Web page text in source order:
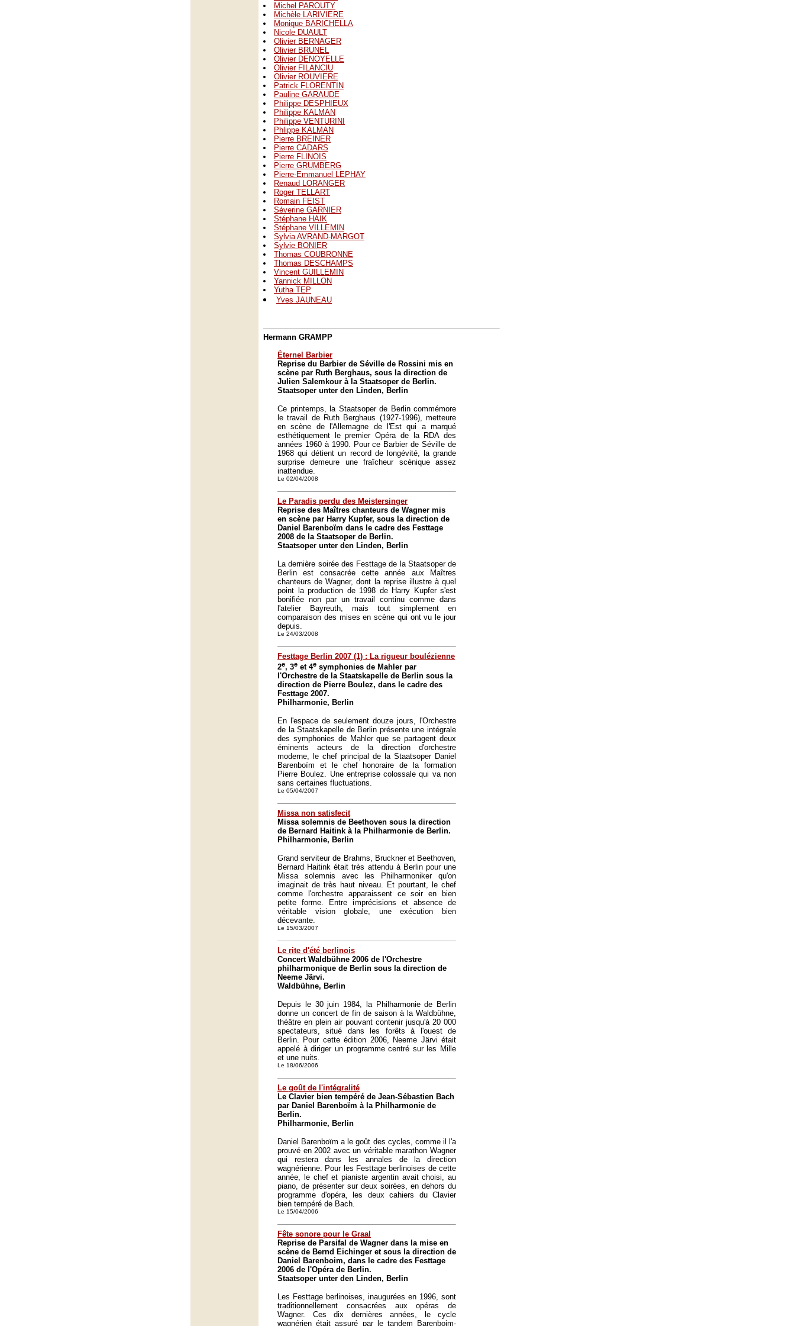
Michel PAROUTY
Michèle LARIVIERE
Monique BARICHELLA
Nicole DUAULT
Olivier BERNAGER
Olivier BRUNEL
Olivier DENOYELLE
Olivier FILANCIU
Olivier ROUVIERE
Patrick FLORENTIN
Pauline GARAUDE
Philippe DESPHIEUX
Philippe KALMAN
Philippe VENTURINI
Phlippe KALMAN
Pierre BREINER
Pierre CADARS
Pierre FLINOIS
Pierre GRUMBERG
Pierre-Emmanuel LEPHAY
Renaud LORANGER
Roger TELLART
Romain FEIST
Séverine GARNIER
Stéphane HAIK
Stéphane VILLEMIN
Sylvia AVRAND-MARGOT
Sylvie BONIER
Thomas COUBRONNE
Thomas DESCHAMPS
Vincent GUILLEMIN
Yannick MILLON
Yutha TEP
Yves JAUNEAU
Hermann GRAMPP
Éternel Barbier
Reprise du Barbier de Séville de Rossini mis en
scène par Ruth Berghaus, sous la direction de
Julien Salemkour à la Staatsoper de Berlin.
Staatsoper unter den Linden, Berlin
Ce printemps, la Staatsoper de Berlin commémore
le travail de Ruth Berghaus (1927-1996), metteure
en scène de l'Allemagne de l'Est qui a marqué
esthétiquement le premier Opéra de la RDA des
années 1960 à 1990. Pour ce Barbier de Séville de
1968 qui détient un record de longévité, la grande
surprise demeure une fraîcheur scénique assez
inattendue.
Le 02/04/2008
Le Paradis perdu des Meistersinger
Reprise des Maîtres chanteurs de Wagner mis
en scène par Harry Kupfer, sous la direction de
Daniel Barenboïm dans le cadre des Festtage
2008 de la Staatsoper de Berlin.
Staatsoper unter den Linden, Berlin
La dernière soirée des Festtage de la Staatsoper de
Berlin est consacrée cette année aux Maîtres
chanteurs de Wagner, dont la reprise illustre à quel
point la production de 1998 de Harry Kupfer s'est
bonifiée non par un travail continu comme dans
l'atelier Bayreuth, mais tout simplement en
comparaison des mises en scène qui ont vu le jour
depuis.
Le 24/03/2008
Festtage Berlin 2007 (1) : La rigueur boulézienne
2e, 3e et 4e symphonies de Mahler par
l'Orchestre de la Staatskapelle de Berlin sous la
direction de Pierre Boulez, dans le cadre des
Festtage 2007.
Philharmonie, Berlin
En l'espace de seulement douze jours, l'Orchestre
de la Staatskapelle de Berlin présente une intégrale
des symphonies de Mahler que se partagent deux
éminents acteurs de la direction d'orchestre
moderne, le chef principal de la Staatsoper Daniel
Barenboïm et le chef honoraire de la formation
Pierre Boulez. Une entreprise colossale qui va non
sans certaines fluctuations.
Le 05/04/2007
Missa non satisfecit
Missa solemnis de Beethoven sous la direction
de Bernard Haitink à la Philharmonie de Berlin.
Philharmonie, Berlin
Grand serviteur de Brahms, Bruckner et Beethoven,
Bernard Haitink était très attendu à Berlin pour une
Missa solemnis avec les Philharmoniker qu'on
imaginait de très haut niveau. Et pourtant, le chef
comme l'orchestre apparaissent ce soir en bien
petite forme. Entre imprécisions et absence de
véritable vision globale, une exécution bien
décevante.
Le 15/03/2007
Le rite d'été berlinois
Concert Waldbühne 2006 de l'Orchestre
philharmonique de Berlin sous la direction de
Neeme Järvi.
Waldbühne, Berlin
Depuis le 30 juin 1984, la Philharmonie de Berlin
donne un concert de fin de saison à la Waldbühne,
théâtre en plein air pouvant contenir jusqu'à 20 000
spectateurs, situé dans les forêts à l'ouest de
Berlin. Pour cette édition 2006, Neeme Järvi était
appelé à diriger un programme centré sur les Mille
et une nuits.
Le 18/06/2006
Le goût de l'intégralité
Le Clavier bien tempéré de Jean-Sébastien Bach
par Daniel Barenboïm à la Philharmonie de
Berlin.
Philharmonie, Berlin
Daniel Barenboïm a le goût des cycles, comme il l'a
prouvé en 2002 avec un véritable marathon Wagner
qui restera dans les annales de la direction
wagnérienne. Pour les Festtage berlinoises de cette
année, le chef et pianiste argentin avait choisi, au
piano, de présenter sur deux soirées, en dehors du
programme d'opéra, les deux cahiers du Clavier
bien tempéré de Bach.
Le 15/04/2006
Fête sonore pour le Graal
Reprise de Parsifal de Wagner dans la mise en
scène de Bernd Eichinger et sous la direction de
Daniel Barenboim, dans le cadre des Festtage
2006 de l'Opéra de Berlin.
Staatsoper unter den Linden, Berlin
Les Festtage berlinoises, inaugurées en 1996, sont
traditionnellement consacrées aux opéras de
Wagner. Ces dix dernières années, le cycle
wagnérien était assuré par le tandem Barenboim-